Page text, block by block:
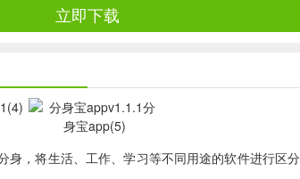
立即下载
，将生活、工作、学习等不同用途的软件进行